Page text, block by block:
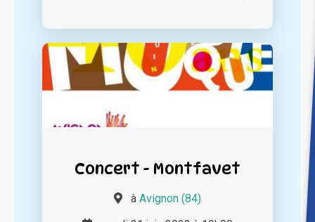
Concert - Montfavet
à Avignon (84)